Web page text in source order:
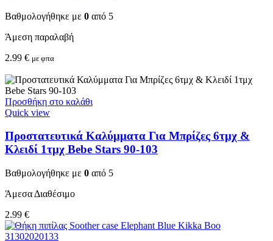
Βαθμολογήθηκε με 0 από 5
Άμεση παραλαβή
2.99 € με φπα
Προσθήκη στο καλάθι
Quick view
Προστατευτικά Καλύμματα Για Μπρίζες 6τμχ &
Κλειδί 1τμχ Bebe Stars 90-103
Βαθμολογήθηκε με 0 από 5
Άμεσα Διαθέσιμο
2.99 €